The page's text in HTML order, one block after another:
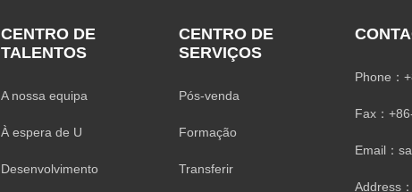
CENTRO DE
TALENTOS
A nossa equipa
À espera de U
Desenvolvimento
CENTRO DE
SERVIÇOS
Pós-venda
Formação
Transferir
Phone：
Fax：
Email：
Address